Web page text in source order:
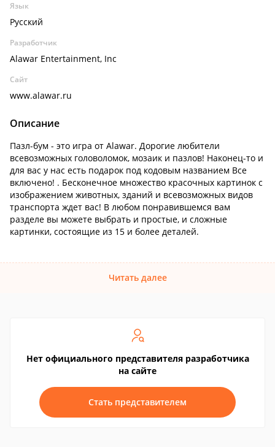
Язык
Русский
Разработчик
Alawar Entertainment, Inc
Сайт
www.alawar.ru
Описание
Пазл-бум - это игра от Alawar. Дорогие любители
всевозможных головоломок, мозаик и пазлов! Наконец-то и
для вас у нас есть подарок под кодовым названием Все
включено! . Бесконечное множество красочных картинок с
изображением животных, зданий и всевозможных видов
транспорта ждет вас! В любом понравившемся вам
разделе вы можете выбрать и простые, и сложные
картинки, состоящие из 15 и более деталей.
Читать далее
Нет официального представителя разработчика
на сайте
Стать представителем